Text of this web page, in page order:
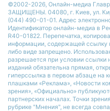
©2002-2026, Онлайн-медиа
ЗАЩИЩЕНЫ. 04080, г. Киев, ул.
(044) 490-01-01. Адрес
Идентификатор онлайн-медиа в
R40-01822. Перепечатка,
информации, содержащей ссылку
либо виде запрещено.
разрешается при условии ссылки
изданий обязательна прямая,
гиперссылка в первом абзаце на
плашками «Реклама», «Новости
зрения», «Официально»
партнерских началах. Точки
рубрике "Мнения", не всегда